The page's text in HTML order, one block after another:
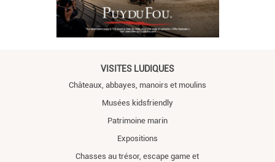
VISITES LUDIQUES
Châteaux, abbayes, manoirs et moulins
Musées kidsfriendly
Patrimoine marin
Expositions
Chasses au trésor, escape game et